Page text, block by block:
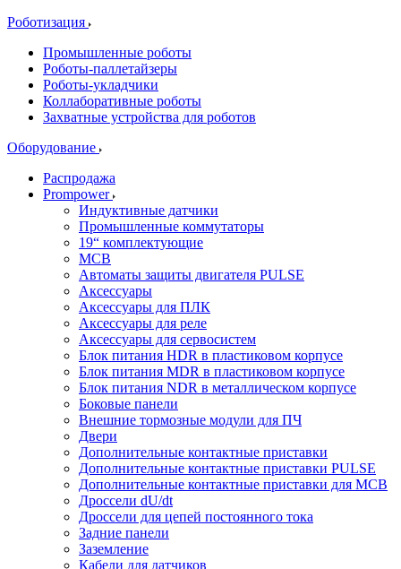
Роботизация
Промышленные роботы
Роботы-паллетайзеры
Роботы-укладчики
Коллаборативные роботы
Захватные устройства для роботов
Оборудование
Распродажа
Prompower
Индуктивные датчики
Промышленные коммутаторы
19“ комплектующие
MCB
Автоматы защиты двигателя PULSE
Аксессуары
Аксессуары для ПЛК
Аксессуары для реле
Аксессуары для сервосистем
Блок питания HDR в пластиковом корпусе
Блок питания MDR в пластиковом корпусе
Блок питания NDR в металлическом корпусе
Боковые панели
Внешние тормозные модули для ПЧ
Двери
Дополнительные контактные приставки
Дополнительные контактные приставки PULSE
Дополнительные контактные приставки для MCB
Дроссели dU/dt
Дроссели для цепей постоянного тока
Задние панели
Заземление
Кабели для датчиков